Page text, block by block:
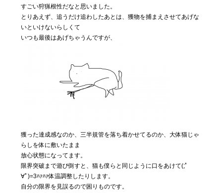
すごい狩猟根性だなと思いました。
とりあえず、追うだけ追わしたあとは、獲物を捕まえさせてあげな
いといけないらしくて
いつも最後はあげちゃうんですが、
獲った達成感なのか、三半規管を落ち着かせてるのか、大体猫じゃ
らしを体に敷いたまま
放心状態になってます。
限界突破まで遊び倒すと、猫も僕らと同じように口をあけて(;ﾟ
∀ﾟ)=3ﾊｧﾊｧ体温調整したりします。
自分の限界を見誤るので困りものです。